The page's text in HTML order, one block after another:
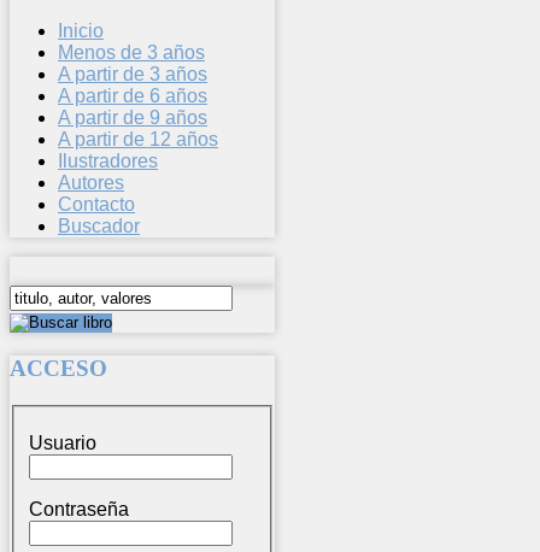
Inicio
Menos de 3 años
A partir de 3 años
A partir de 6 años
A partir de 9 años
A partir de 12 años
Ilustradores
Autores
Contacto
Buscador
ACCESO
Usuario
Contraseña